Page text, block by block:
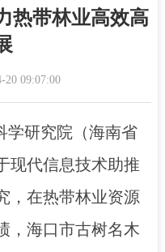
热带林业高效高
20 09:07:00
学研究院（海南省
现代信息技术助推
，在热带林业资源
，海口市古树名木